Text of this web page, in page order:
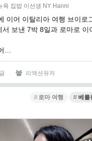
티지마켓
욕 집밥 이선생 NY Hanni
이어 이탈리아 여행 브이로
서 보낸 7박 8일과 로마로 이
…
리액션유저
로마 여행 베를